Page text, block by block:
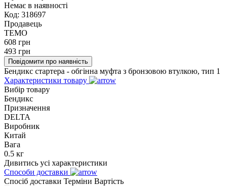
Немає в наявності
Код: 318697
Продавець
TEMO
608 грн
493 грн
Повідомити про наявність
Бендикс стартера - обгінна муфта з бронзовою втулкою, тип 1
Характеристики товару
Вибір товару
Бендикс
Призначення
DELTA
Виробник
Китай
Вага
0.5 кг
Дивитись усі характеристики
Способи доставки
Спосіб доставки Терміни Вартість